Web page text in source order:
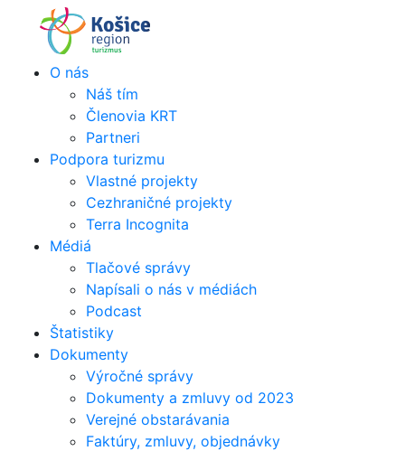
content
O nás
Náš tím
Členovia KRT
Partneri
Podpora turizmu
Vlastné projekty
Cezhraničné projekty
Terra Incognita
Médiá
Tlačové správy
Napísali o nás v médiách
Podcast
Štatistiky
Dokumenty
Výročné správy
Dokumenty a zmluvy od 2023
Verejné obstarávania
Faktúry, zmluvy, objednávky